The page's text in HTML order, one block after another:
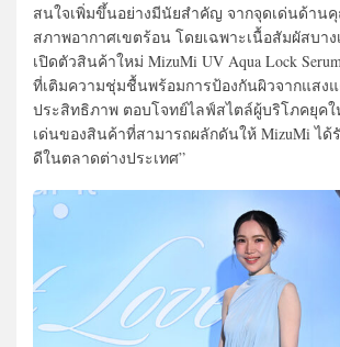
สนใจเพิ่มขึ้นอย่างมีนัยสำคัญ จากจุดเด่นด้าน
สภาพอากาศเขตร้อน โดยเฉพาะเนื้อสัมผัสบาง
เปิดตัวสินค้าใหม่ MizuMi UV Aqua Lock
ที่เติมความชุ่มชื้นพร้อมการป้องกันผิวจากแสง
ประสิทธิภาพ ตอบโจทย์ไลฟ์สไตล์ผู้บริโภคยุค
เด่นของสินค้าที่สามารถผลักดันให้ MizuMi ได้
ดีในตลาดต่างประเทศ”